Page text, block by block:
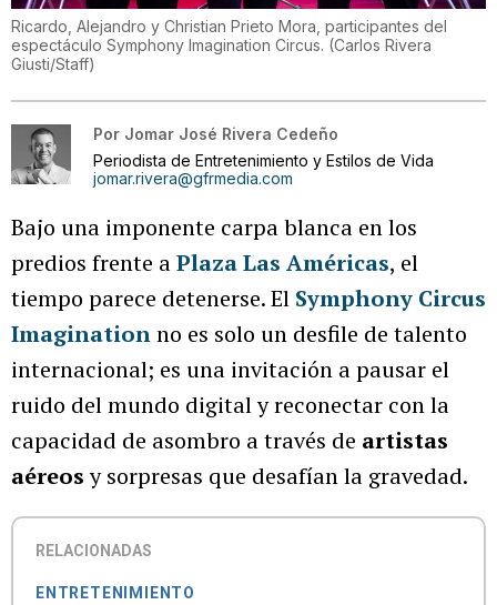
Ricardo, Alejandro y Christian Prieto Mora, participantes del
espectáculo Symphony Imagination Circus. (Carlos Rivera
Giusti/Staff)
Por Jomar José Rivera Cedeño
Periodista de Entretenimiento y Estilos de Vida
jomar.rivera@gfrmedia.com
Bajo una imponente carpa blanca en los
predios frente aPlaza Las Américas, el
tiempo parece detenerse. El Symphony Circus
Imaginationno es solo un desfile de talento
internacional; es una invitación a pausar el
ruido del mundo digital y reconectar con la
capacidad de asombro a través de artistas
aéreosy sorpresas que desafían la gravedad.
RELACIONADAS
ENTRETENIMIENTO